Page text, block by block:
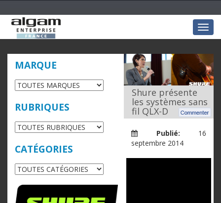
MARQUE
RUBRIQUES
CATÉGORIES
Shure présente
les systèmes sans
fil QLX-D
Publié:
16
septembre 2014